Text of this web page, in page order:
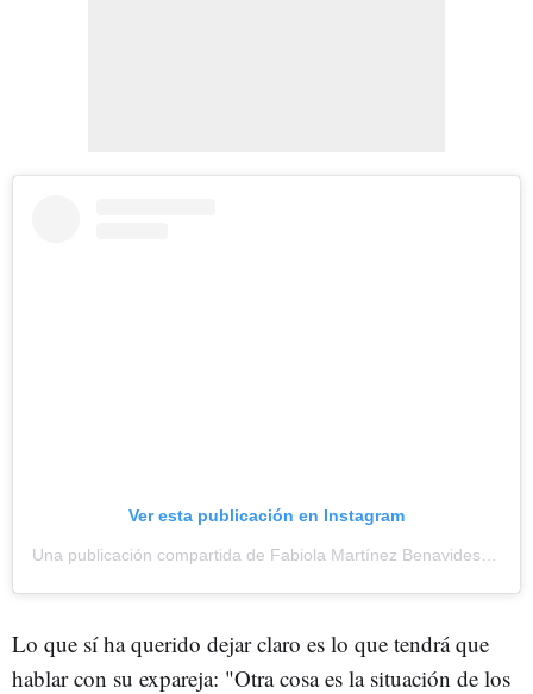
Ver esta publicación en Instagram
Lo que sí ha querido dejar claro es lo que tendrá que
hablar con su expareja: "Otra cosa es la situación de los